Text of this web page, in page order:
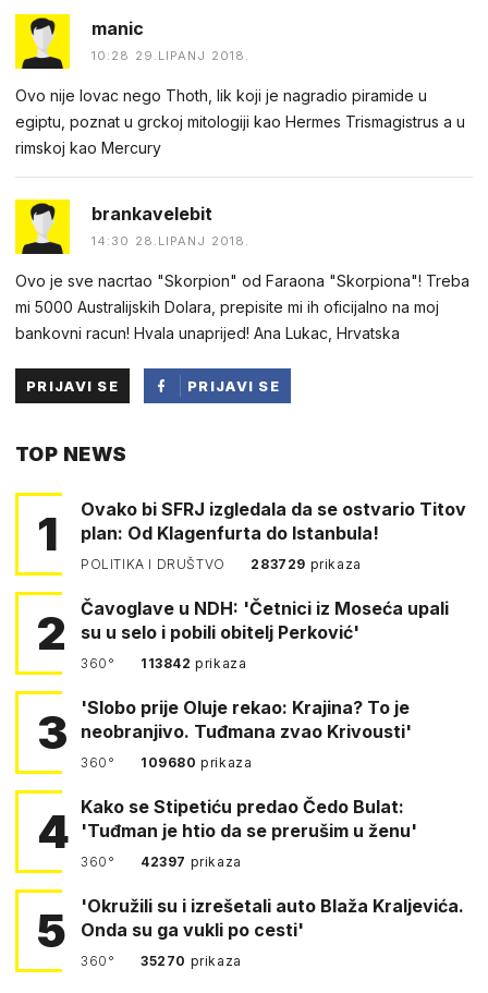
manic
10:28 29.LIPANJ 2018.
Ovo nije lovac nego Thoth, lik koji je nagradio piramide u
egiptu, poznat u grckoj mitologiji kao Hermes Trismagistrus a u
rimskoj kao Mercury
brankavelebit
14:30 28.LIPANJ 2018.
Ovo je sve nacrtao "Skorpion" od Faraona "Skorpiona"! Treba
mi 5000 Australijskih Dolara, prepisite mi ih oficijalno na moj
bankovni racun! Hvala unaprijed! Ana Lukac, Hrvatska
PRIJAVI SE
PRIJAVI SE
TOP NEWS
1
Ovako bi SFRJ izgledala da se ostvario Titov
plan: Od Klagenfurta do Istanbula!
POLITIKA I DRUŠTVO 283729 prikaza
2
Čavoglave u NDH: 'Četnici iz Moseća upali
su u selo i pobili obitelj Perković'
360° 113842prikaza
3
'Slobo prije Oluje rekao: Krajina? To je
neobranjivo. Tuđmana zvao Krivousti'
360° 109680prikaza
4 Kako se Stipetiću predao Čedo Bulat:
'Tuđman je htio da se prerušim u ženu'
360° 42397 prikaza
5
'Okružili su i izrešetali auto Blaža Kraljevića.
Onda su ga vukli po cesti'
360° 35270 prikaza